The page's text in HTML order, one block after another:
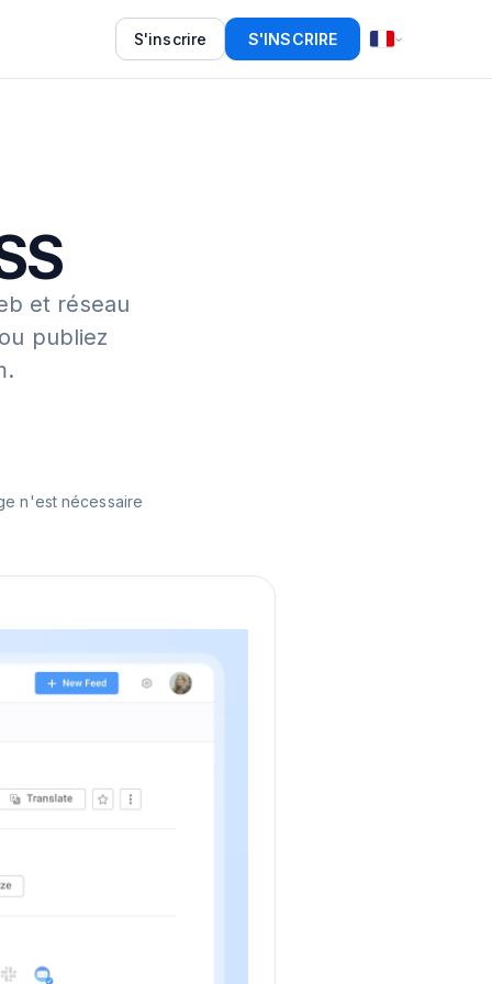
S'inscrire S'INSCRIRE
et réseau
publiez
n'est nécessaire